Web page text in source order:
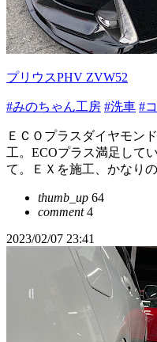
プリウスPHV ZVW52
#みのちゃん工房 #洗車 #
ＥＣＯプラスダイヤモン
工。ECOプラス満足して
て。ＥＸを施工、かなり
thumb_up 64
comment4
2023/02/07 23:41